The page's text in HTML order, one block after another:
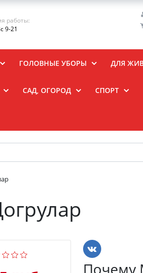
работы:
9-21
ГОЛОВНЫЕ УБОРЫ ДЛЯ
САД, ОГОРОД СПОРТ
Почему